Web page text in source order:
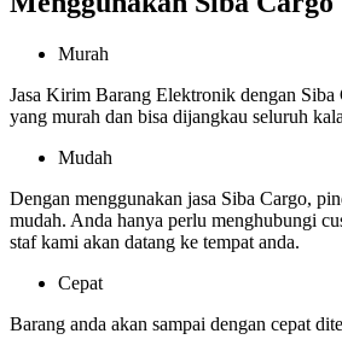
Murah
Jasa Kirim Barang Elektronik dengan
yang murah dan bisa dijangkau seluruh
Mudah
Dengan menggunakan jasa Siba Cargo,
mudah. Anda hanya perlu menghubungi
staf kami akan datang ke tempat anda.
Cepat
Barang anda akan sampai dengan cepat